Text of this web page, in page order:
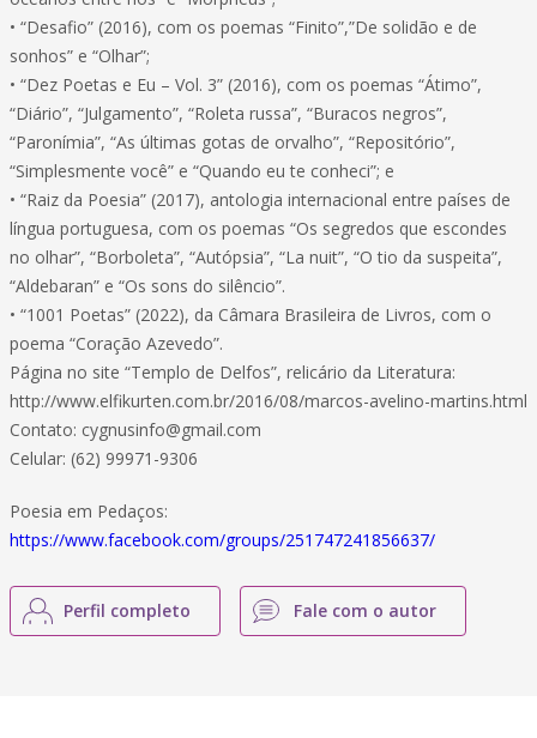
• “Desafio” (2016), com os poemas “Finito”,”De solidão e de
sonhos” e “Olhar”;
• “Dez Poetas e Eu – Vol. 3” (2016), com os poemas “Átimo”,
“Diário”, “Julgamento”, “Roleta russa”, “Buracos negros”,
“Paronímia”, “As últimas gotas de orvalho”, “Repositório”,
“Simplesmente você” e “Quando eu te conheci”; e
• “Raiz da Poesia” (2017), antologia internacional entre países de
língua portuguesa, com os poemas “Os segredos que escondes
no olhar”, “Borboleta”, “Autópsia”, “La nuit”, “O tio da suspeita”,
“Aldebaran” e “Os sons do silêncio”.
• “1001 Poetas” (2022), da Câmara Brasileira de Livros, com o
poema “Coração Azevedo”.
Página no site “Templo de Delfos”, relicário da Literatura:
http://www.elfikurten.com.br/2016/08/marcos-avelino-martins.html
Contato: cygnusinfo@gmail.com
Celular: (62) 99971-9306
Poesia em Pedaços:
https://www.facebook.com/groups/251747241856637/
Perfil completo Fale com o autor